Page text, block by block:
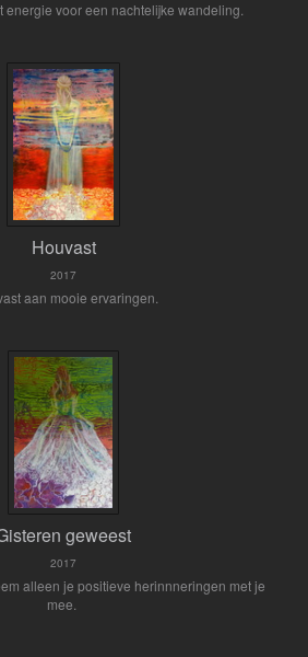
energie voor een nachtelijke wandeling.
Houvast
2017
aan mooie ervaringen.
geweest
2017
alleen je positieve herinnneringen met je
mee.